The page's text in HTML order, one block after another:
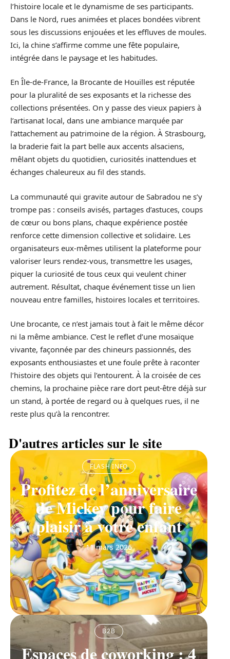
l’histoire locale et le dynamisme de ses participants.
Dans le Nord, rues animées et places bondées vibrent
sous les discussions enjouées et les effluves de moules.
Ici, la chine s’affirme comme une fête populaire,
intégrée dans le paysage et les habitudes.
En Île-de-France, la Brocante de Houilles est réputée
pour la pluralité de ses exposants et la richesse des
collections présentées. On y passe des vieux papiers à
l’artisanat local, dans une ambiance marquée par
l’attachement au patrimoine de la région. À Strasbourg,
la braderie fait la part belle aux accents alsaciens,
mêlant objets du quotidien, curiosités inattendues et
échanges chaleureux au fil des stands.
La communauté qui gravite autour de Sabradou ne s’y
trompe pas : conseils avisés, partages d’astuces, coups
de cœur ou bons plans, chaque expérience postée
renforce cette dimension collective et solidaire. Les
organisateurs eux-mêmes utilisent la plateforme pour
valoriser leurs rendez-vous, transmettre les usages,
piquer la curiosité de tous ceux qui veulent chiner
autrement. Résultat, chaque événement tisse un lien
nouveau entre familles, histoires locales et territoires.
Une brocante, ce n’est jamais tout à fait le même décor
ni la même ambiance. C’est le reflet d’une mosaïque
vivante, façonnée par des chineurs passionnés, des
exposants enthousiastes et une foule prête à raconter
l’histoire des objets qui l’entourent. À la croisée de ces
chemins, la prochaine pièce rare dort peut-être déjà sur
un stand, à portée de regard ou à quelques rues, il ne
reste plus qu’à la rencontrer.
D'autres articles sur le site
FLASH INFO
Profitez de l’anniversaire
de Mickey pour faire
plaisir à votre enfant
11 mars 2026
B2B
Espaces de coworking : 4